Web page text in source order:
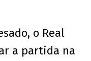
o Real
a partida na